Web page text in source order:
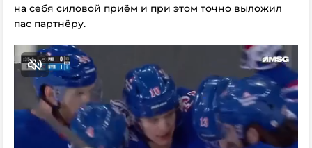
на себя силовой приём и при этом точно выложил
пас партнёру.